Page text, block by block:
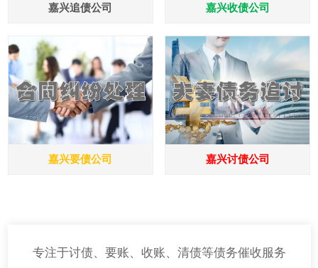
嘉兴追债公司 嘉兴收债公司
嘉兴要债公司 嘉兴讨债公司
专注于讨债、要账、收账、清债等债务催收服务